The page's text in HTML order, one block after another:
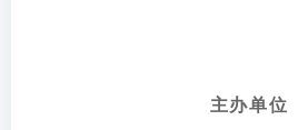
主办单位